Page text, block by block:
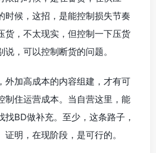
时候，这招，是能控制损失节奏
货，不太现实，但控制一下压货
，可以控制断货的问题。
外加高成本的内容组建，才有可
制住运营成本。当自营这里，能
BD做补充。至少，这条路子，
明，在现阶段，是可行的。